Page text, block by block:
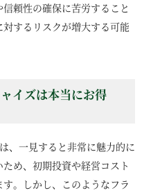
頼性の確保に苦労すること
するリスクが増大する可能
イズは本当にお得
、一見すると非常に魅力的に
め、初期投資や経営コスト
。しかし、このようなフラ